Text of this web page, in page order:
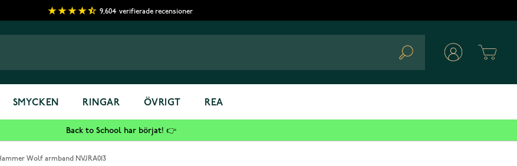
9,604 verifierade recensioner
Search
SMYCKEN RINGAR ÖVRIGT REA
Back to School har börjat! 👉
Wolf armband NVJRA013